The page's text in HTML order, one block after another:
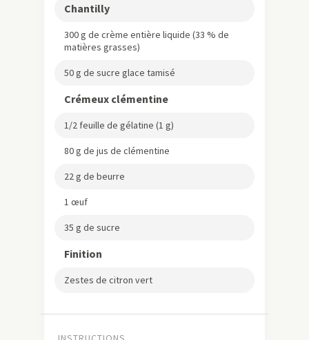
Chantilly
300 g de crème entière liquide (33 % de
matières grasses)
50 g de sucre glace tamisé
Crémeux clémentine
1/2 feuille de gélatine (1 g)
80 g de jus de clémentine
22 g de beurre
1 œuf
35 g de sucre
Finition
Zestes de citron vert